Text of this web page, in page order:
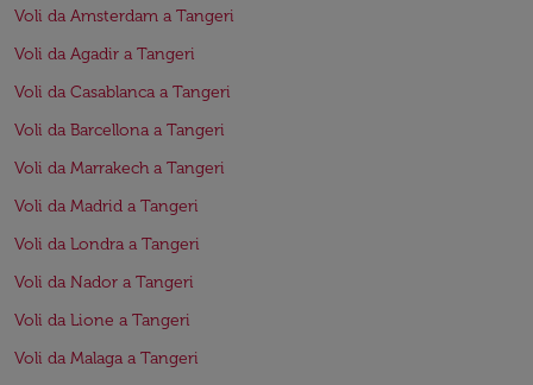
Voli da Amsterdam a Tangeri
Voli da Agadir a Tangeri
Voli da Casablanca a Tangeri
Voli da Barcellona a Tangeri
Voli da Marrakech a Tangeri
Voli da Madrid a Tangeri
Voli da Londra a Tangeri
Voli da Nador a Tangeri
Voli da Lione a Tangeri
Voli da Malaga a Tangeri